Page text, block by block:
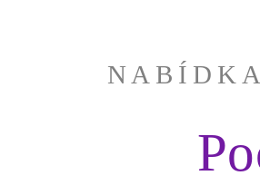
Dozvíte se, jak tvořit
s možnostmi vykreslování